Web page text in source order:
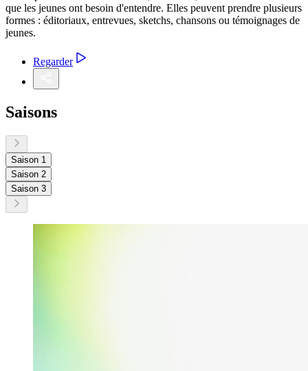
que les jeunes ont besoin d'entendre. Elles peuvent prendre plusieurs
formes : éditoriaux, entrevues, sketchs, chansons ou témoignages de
jeunes.
Regarder
Saisons
Saison 1
Saison 2
Saison 3